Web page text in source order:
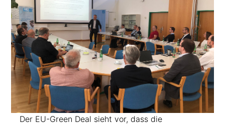
Der EU-Green Deal sieht vor, dass die